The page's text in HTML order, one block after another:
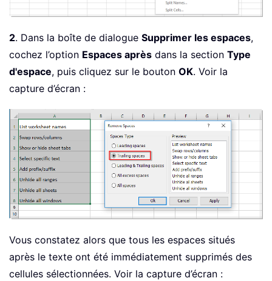
2. Dans la boîte de dialogue Supprimer les espaces,
cochez l’option Espaces après dans la section Type
d'espace, puis cliquez sur le bouton OK. Voir la
capture d’écran :
Vous constatez alors que tous les espaces situés
après le texte ont été immédiatement supprimés des
cellules sélectionnées. Voir la capture d’écran :